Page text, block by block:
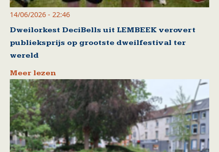
14/06/2026 - 22:46
Dweilorkest DeciBells uit LEMBEEK verovert
publieksprijs op grootste dweilfestival ter
wereld
Meer lezen